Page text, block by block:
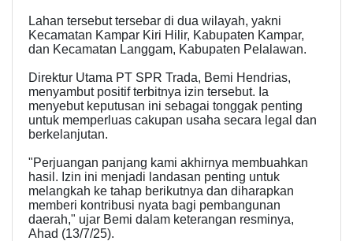
Lahan tersebut tersebar di dua wilayah, yakni
Kecamatan Kampar Kiri Hilir, Kabupaten Kampar,
dan Kecamatan Langgam, Kabupaten Pelalawan.
Direktur Utama PT SPR Trada, Bemi Hendrias,
menyambut positif terbitnya izin tersebut. Ia
menyebut keputusan ini sebagai tonggak penting
untuk memperluas cakupan usaha secara legal dan
berkelanjutan.
"Perjuangan panjang kami akhirnya membuahkan
hasil. Izin ini menjadi landasan penting untuk
melangkah ke tahap berikutnya dan diharapkan
memberi kontribusi nyata bagi pembangunan
daerah," ujar Bemi dalam keterangan resminya,
Ahad (13/7/25).